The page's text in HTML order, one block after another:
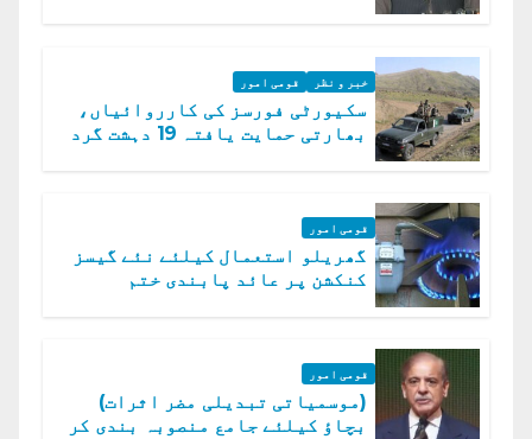
خبر و نظر قومی امور
سکیورٹی فورسز کی کارروائیاں،
بھارتی حمایت یافتہ 19 دہشت گرد
قومی امور
گھریلو استعمال کیلئے نئے گیسز
کنکشن پر عائد پابندی ختم
قومی امور
(موسمیاتی تبدیلی مضر اثرات)
بچاؤ کیلئے جامع منصوبہ بندی کر